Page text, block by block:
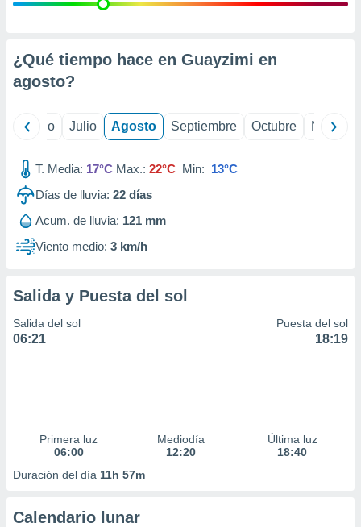
e
mediante
publicidad
de
1199
¿Qué tiempo hace en Guayzimi en
agosto?
Junio Julio Agosto Septiembre Octubre
T. Media: 17°C Max.: 22°C Min: 13°C
Días de lluvia: 22 días
Acum. de lluvia: 121 mm
Viento medio: 3 km/h
Salida y Puesta del sol
Salida del sol
06:21
Puesta del sol
18:19
Primera luz
06:00
Mediodía
12:20
Última luz
18:40
Duración del día 11h 57m
Calendario lunar